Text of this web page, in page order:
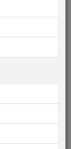
o